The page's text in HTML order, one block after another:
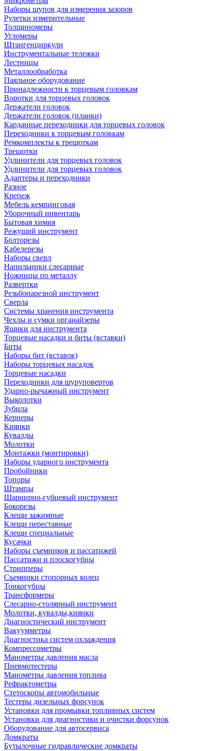
Наборы щупов для измерения зазоров
Рулетки измерительные
Толщиномеры
Угломеры
Штангенциркули
Инструментальные тележки
Лестницы
Металлообработка
Паяльное оборудование
Принадлежности к торцевым головкам
Воротки для торцевых головок
Держатели головок
Держатели головок (планки)
Карданные переходники для торцевых головок
Переходники к торцевым головкам
Ремкомплекты к трещоткам
Трещотки
Удлинители для торцевых головок
Удлинители для торцевых головок
Адаптеры и переходники
Разное
Крепеж
Мебель кемпинговая
Уборочный инвентарь
Бытовая химия
Режущий инструмент
Болторезы
Кабелерезы
Наборы сверл
Напильники слесарные
Ножницы по металлу
Развертки
Резьбонарезной инструмент
Сверла
Системы хранения инструмента
Чехлы и сумки органайзеры
Ящики для инструмента
Торцевые насадки и биты (вставки)
Биты
Наборы бит (вставок)
Наборы торцевых насадок
Торцевые насадки
Переходники для шуруповертов
Ударно-рычажный инструмент
Выколотки
Зубила
Кернеры
Киянки
Кувалды
Молотки
Монтажки (монтировки)
Наборы ударного инструмента
Пробойники
Топоры
Штампы
Шарнирно-губцевый инструмент
Бокорезы
Клещи зажимные
Клещи переставные
Клещи специальные
Кусачки
Наборы съемников и пассатижей
Пассатижи и плоскогубцы
Стрипперы
Съемники стопорных колец
Тонкогубцы
Трансформеры
Слесарно-столярный инструмент
Молотки, кувалды,киянки
Диагностический инструмент
Вакуумметры
Диагностика систем охлаждения
Компрессометры
Манометры давления масла
Пневмотестеры
Манометры давления топлива
Рефрактометры
Стетоскопы автомобильные
Тестеры дизельных форсунок
Установки для промывки топливных систем
Установки для диагностики и очистки форсунок
Оборудование для автосервиса
Домкраты
Бутылочные гидравлические домкраты